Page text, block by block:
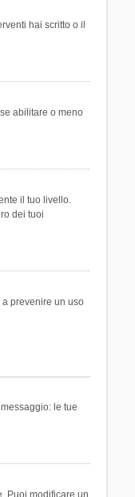
hai scritto o il
abilitare o meno
il tuo livello.
dei tuoi
prevenire un uso
le tue
Puoi modificare un